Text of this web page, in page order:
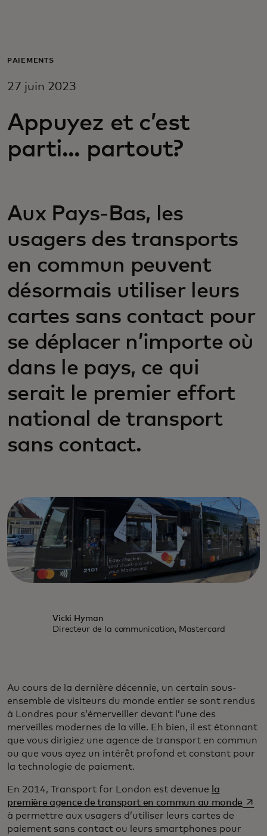
Pour les entreprises
Pour les innovateurs
PAIEMENTS
27 juin 2023
Appuyez et c’est
parti... partout?
Aux Pays-Bas, les
usagers des transports
en commun peuvent
désormais utiliser leurs
cartes sans contact pour
se déplacer n’importe où
dans le pays, ce qui
serait le premier effort
national de transport
sans contact.
Vicki Hyman
Directeur de la communication, Mastercard
Au cours de la dernière décennie, un certain sous-
ensemble de visiteurs du monde entier se sont rendus
à Londres pour s’émerveiller devant l’une des
merveilles modernes de la ville. Eh bien, il est étonnant
que vous dirigiez une agence de transport en commun
ou que vous ayez un intérêt profond et constant pour
la technologie de paiement.
En 2014, Transport for London est devenue
la
première agence de transport en commun au monde
à permettre aux usagers d’utiliser leurs cartes de
paiement sans contact ou leurs smartphones pour